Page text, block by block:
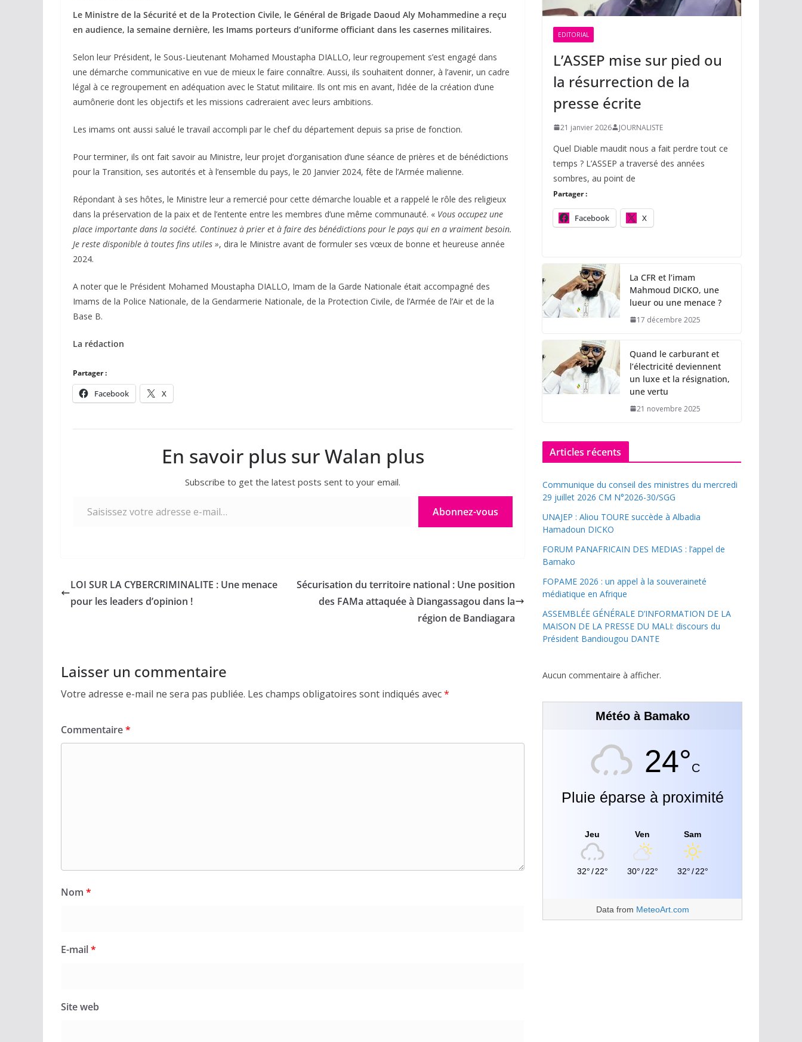
Le Ministre de la Sécurité et de la Protection Civile, le Général de Brigade Daoud Aly Mohammedine a reçu
en audience, la semaine dernière, les Imams porteurs d’uniforme officiant dans les casernes militaires.
Selon leur Président, le Sous-Lieutenant Mohamed Moustapha DIALLO, leur regroupement s’est engagé dans
une démarche communicative en vue de mieux le faire connaître. Aussi, ils souhaitent donner, à l’avenir, un cadre
légal à ce regroupement en adéquation avec le Statut militaire. Ils ont mis en avant, l’idée de la création d’une
aumônerie dont les objectifs et les missions cadreraient avec leurs ambitions.
Les imams ont aussi salué le travail accompli par le chef du département depuis sa prise de fonction.
Pour terminer, ils ont fait savoir au Ministre, leur projet d’organisation d’une séance de prières et de bénédictions
pour la Transition, ses autorités et à l’ensemble du pays, le 20 Janvier 2024, fête de l’Armée malienne.
Répondant à ses hôtes, le Ministre leur a remercié pour cette démarche louable et a rappelé le rôle des religieux
dans la préservation de la paix et de l’entente entre les membres d’une même communauté. « Vous occupez une
place importante dans la société. Continuez à prier et à faire des bénédictions pour le pays qui en a vraiment besoin.
Je reste disponible à toutes fins utiles », dira le Ministre avant de formuler ses vœux de bonne et heureuse année
2024.
A noter que le Président Mohamed Moustapha DIALLO, Imam de la Garde Nationale était accompagné des
Imams de la Police Nationale, de la Gendarmerie Nationale, de la Protection Civile, de l’Armée de l’Air et de la
Base B.
La rédaction
Partager :
Facebook X
En savoir plus sur Walan plus
Subscribe to get the latest posts sent to your email.
Abonnez-vous
LOI SUR LA CYBERCRIMINALITE : Une menace
pour les leaders d’opinion !
Sécurisation du territoire national : Une position
des FAMa attaquée à Diangassagou dans la
région de Bandiagara
Laisser un commentaire
Votre adresse e-mail ne sera pas publiée. Les champs obligatoires sont indiqués avec*
Commentaire*
Nom *
E-mail*
Site web
EDITORIAL
L’ASSEP mise sur pied ou
la résurrection de la
presse écrite
21 janvier 2026 JOURNALISTE
Quel Diable maudit nous a fait perdre tout ce
temps ? L’ASSEP a traversé des années
sombres, au point de
Partager :
Facebook X
La CFR et l’imam
Mahmoud DICKO, une
lueur ou une menace ?
17 décembre 2025
Quand le carburant et
l’électricité deviennent
un luxe et la résignation,
une vertu
21 novembre 2025
Articles récents
Communique du conseil des ministres du mercredi
29 juillet 2026 CM N°2026-30/SGG
UNAJEP : Aliou TOURE succède à Albadia
Hamadoun DICKO
FORUM PANAFRICAIN DES MEDIAS : l’appel de
Bamako
FOPAME 2026 : un appel à la souveraineté
médiatique en Afrique
ASSEMBLÉE GÉNÉRALE D’INFORMATION DE LA
MAISON DE LA PRESSE DU MALI: discours du
Président Bandiougou DANTE
Aucun commentaire à afficher.
Météo à Bamako
24°C
Pluie éparse à proximité
Jeu
32°/ 22°
Ven
30°/ 22°
Sam
32°/ 22°
Data from MeteoArt.com